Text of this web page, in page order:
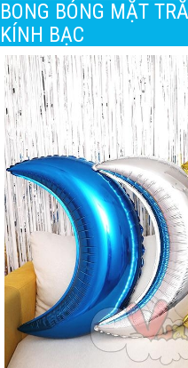
BONG BÓNG MẶT
KÍNH BẠC